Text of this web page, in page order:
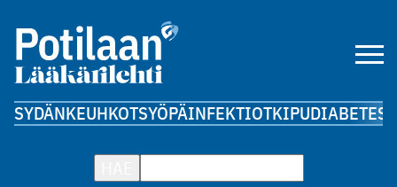
SYDÄNKEUHKOTSYÖPÄINFEKTIOTKIPUDIABETES